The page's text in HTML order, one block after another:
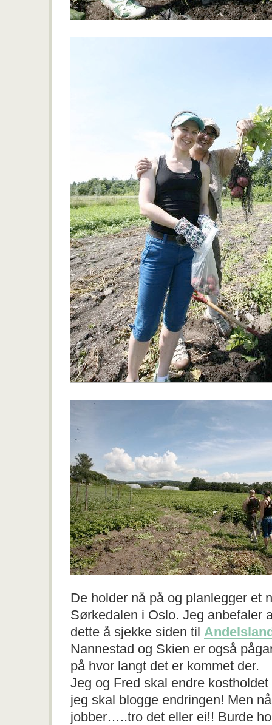
De holder nå på og planlegger et
Sørkedalen i Oslo. Jeg anbefaler
dette å sjekke siden til
Nannestad og Skien er også
på hvor langt det er kommet der.
Jeg og Fred skal endre
jeg skal blogge endringen! Men
jobber…..tro det eller ei!! Burde